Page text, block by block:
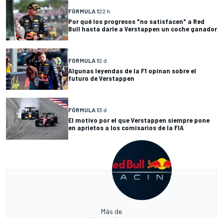
FÓRMULA 122 h
Por qué los progresos "no satisfacen" a Red
Bull hasta darle a Verstappen un coche ganador
FÓRMULA 12 d
Algunas leyendas de la F1 opinan sobre el
futuro de Verstappen
FÓRMULA 13 d
El motivo por el que Verstappen siempre pone
en aprietos a los comisarios de la FIA
Más de